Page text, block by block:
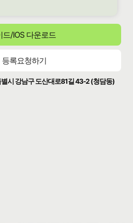
드/IOS 다운로드
등록요청하기
시 강남구 도산대로81길 43-2 (청담동)